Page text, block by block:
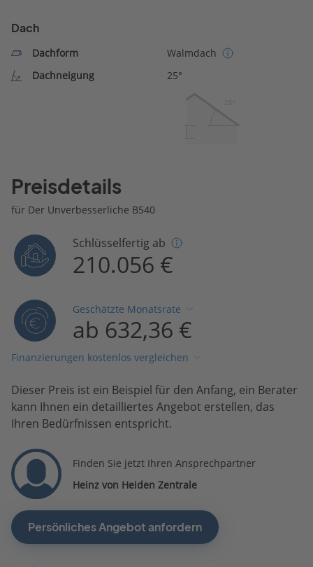
Dach
Dachform
Walmdach
Dachneigung
25°
Preisdetails
für Der Unverbesserliche B540
Schlüsselfertig ab
210.056 €
Geschätzte Monatsrate
ab 632,36 €
Finanzierungen kostenlos vergleichen
Dieser Preis ist ein Beispiel für den Anfang, ein Berater
kann Ihnen ein detailliertes Angebot erstellen, das
Ihren Bedürfnissen entspricht.
Finden Sie jetzt Ihren Ansprechpartner
Heinz von Heiden Zentrale
Persönliches Angebot anfordern